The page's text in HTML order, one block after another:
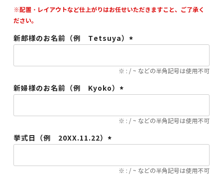
※配置・レイアウトなど仕上がりはお任せいただきますこと、ご了承く
ださい。
新郎様のお名前（例 Tetsuya）
須)
※ : / ~ などの半角記号は使用不可
新婦様のお名前（例 Kyoko）
須)
※ : / ~ などの半角記号は使用不可
挙式日（例 20XX.11.22）
須)
※ : / ~ などの半角記号は使用不可